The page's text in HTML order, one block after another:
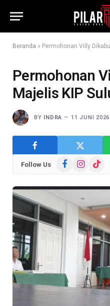
Beranda » Permohonan Villy
Permohonan
Majelis KIP
BY INDRA 11 JUNI 2026
Follow Us FacebookInstagram
TikTok